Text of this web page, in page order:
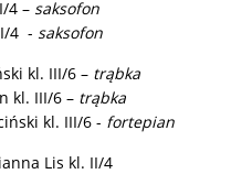
4 – saksofon
4 - saksofon
kl. III/6 – trąbka
6 – trąbka
kl. III/6 - fortepian
Lis kl. II/4